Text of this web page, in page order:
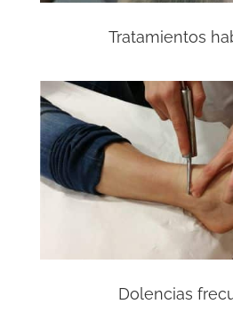
Tratamientos
Dolencias